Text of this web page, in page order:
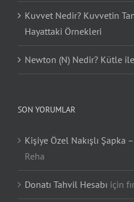
Kuvvet Nedir? Kuvvetin
Hayattaki Örnekleri
Newton (N) Nedir? Kütle ile
SON YORUMLAR
Kişiye Özel Nakışlı Şapka –
Reha
Donatı Tahvil Hesabı için